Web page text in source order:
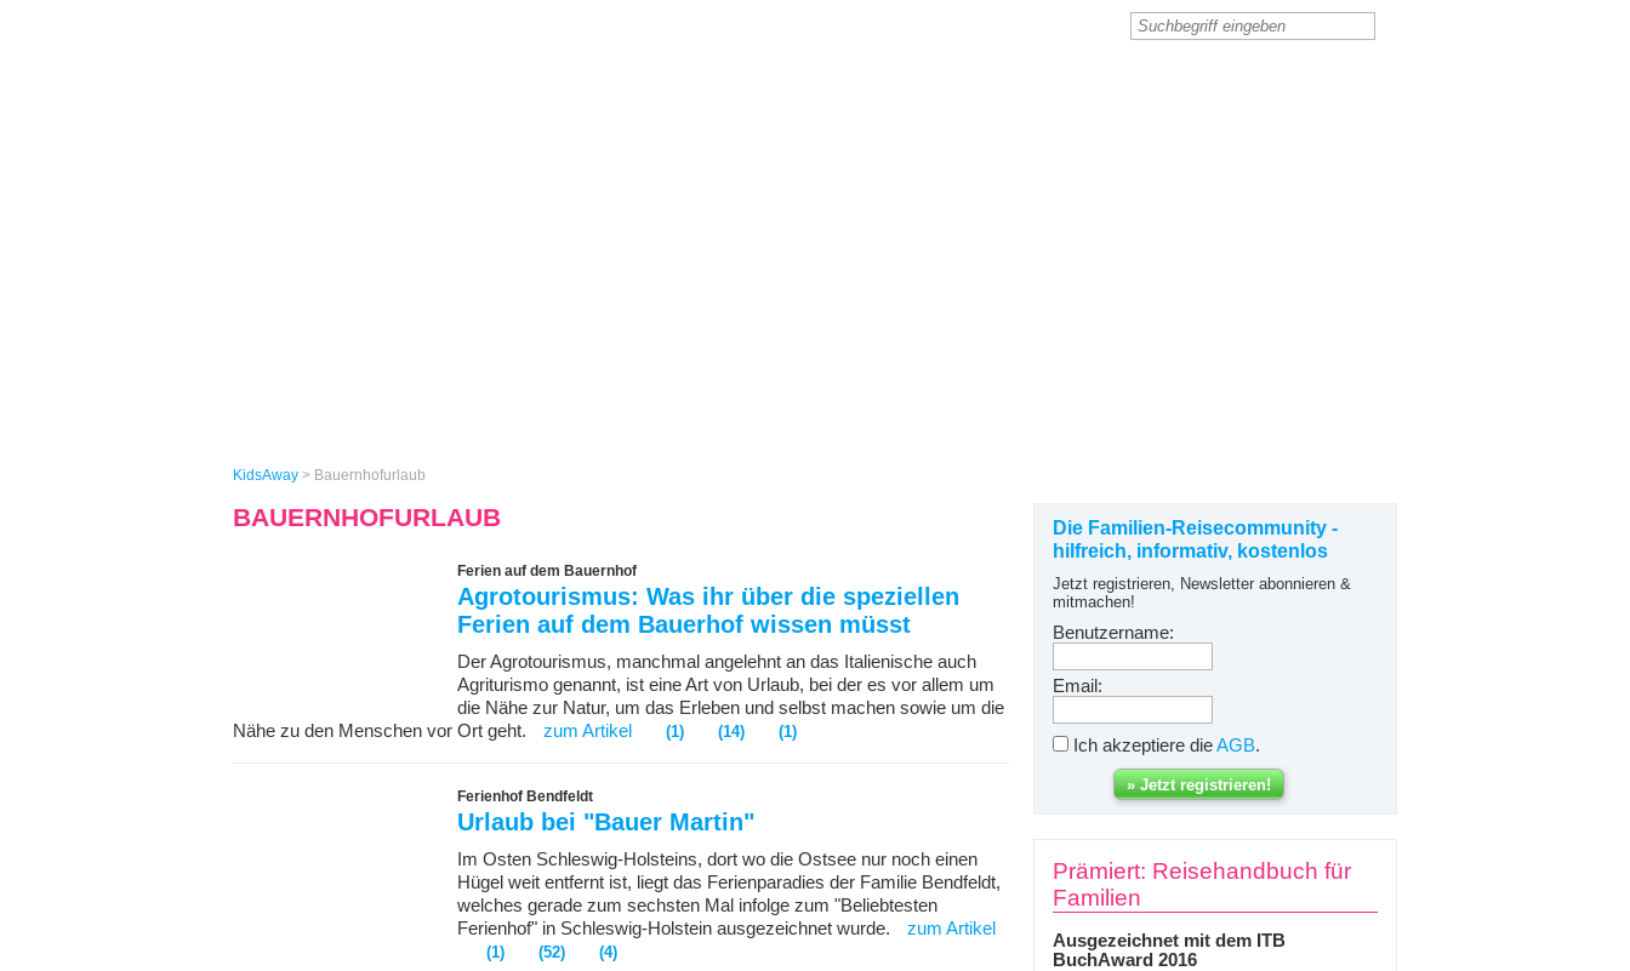
KidsAway > Bauernhofurlaub
BAUERNHOFURLAUB
Ferien auf dem Bauernhof
Agrotourismus: Was ihr über die speziellen
Ferien auf dem Bauerhof wissen müsst
Der Agrotourismus, manchmal angelehnt an das Italienische auch
Agriturismo genannt, ist eine Art von Urlaub, bei der es vor allem um
die Nähe zur Natur, um das Erleben und selbst machen sowie um die
Nähe zu den Menschen vor Ort geht.
zum Artikel (1) (14) (1)
Ferienhof Bendfeldt
Urlaub bei "Bauer Martin"
Im Osten Schleswig-Holsteins, dort wo die Ostsee nur noch einen
Hügel weit entfernt ist, liegt das Ferienparadies der Familie Bendfeldt,
welches gerade zum sechsten Mal infolge zum "Beliebtesten
Ferienhof" in Schleswig-Holstein ausgezeichnet wurde.
zum Artikel
(1) (52) (4)
Die Familien-Reisecommunity -
hilfreich, informativ, kostenlos
Jetzt registrieren, Newsletter abonnieren &
mitmachen!
Benutzername:
Email:
Ich akzeptiere dieAGB.
Prämiert: Reisehandbuch für
Familien
Ausgezeichnet mit dem ITB
BuchAward 2016